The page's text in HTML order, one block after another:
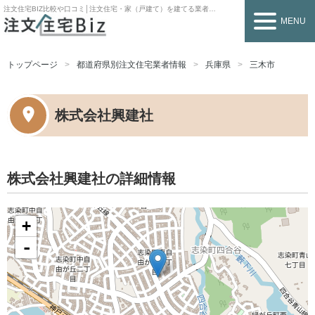
注文住宅BIZ比較や口コミ│注文住宅・家（戸建て）を建てる業者を探すなら
MENU
トップページ 都道府県別注文住宅業者情報 兵庫県 三木市
株式会社興建社
株式会社興建社の詳細情報
+
-